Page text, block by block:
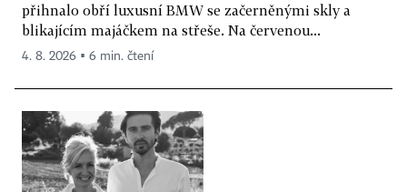
přihnalo obří luxusní BMW se začerněnými skly a
blikajícím majáčkem na střeše. Na červenou...
4. 8. 2026 ▪ 6 min. čtení